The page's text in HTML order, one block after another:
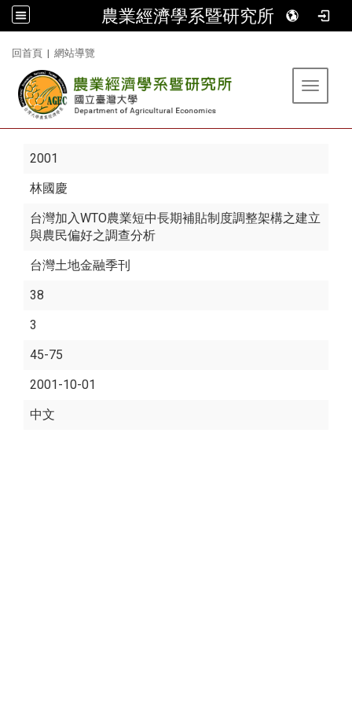
農業經濟學系暨研究所
回首頁 | 網站導覽
Toggle
2001
林國慶
台灣加入WTO農業短中長期補貼制度調整架構之建立
與農民偏好之調查分析
台灣土地金融季刊
38
3
45-75
2001-10-01
中文